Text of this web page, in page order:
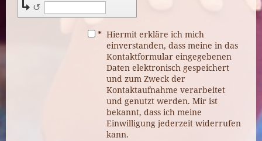
↺
* Hiermit erkläre ich mich
einverstanden, dass meine in das
Kontaktformular eingegebenen
Daten elektronisch gespeichert
und zum Zweck der
Kontaktaufnahme verarbeitet
und genutzt werden. Mir ist
bekannt, dass ich meine
Einwilligung jederzeit widerrufen
kann.